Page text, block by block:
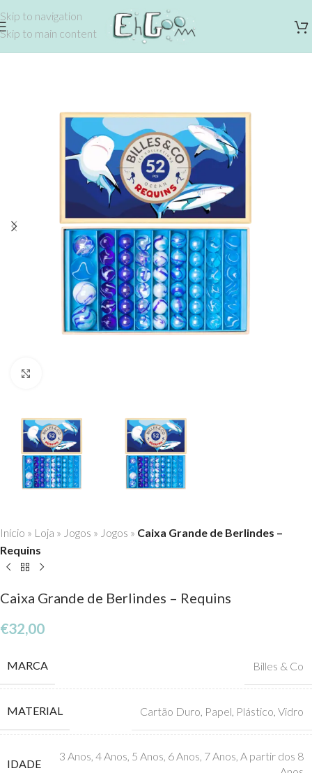
Skip to navigation
Skip to main content
Início » Loja » Jogos » Jogos » Caixa Grande de Berlindes –
Requins
Caixa Grande de Berlindes – Requins
€32,00
MARCA Billes & Co
MATERIAL Cartão Duro Papel Plástico Vidro
IDADE
3 Anos, 4 Anos, 5 Anos, 6 Anos, 7 Anos, A partir dos 8